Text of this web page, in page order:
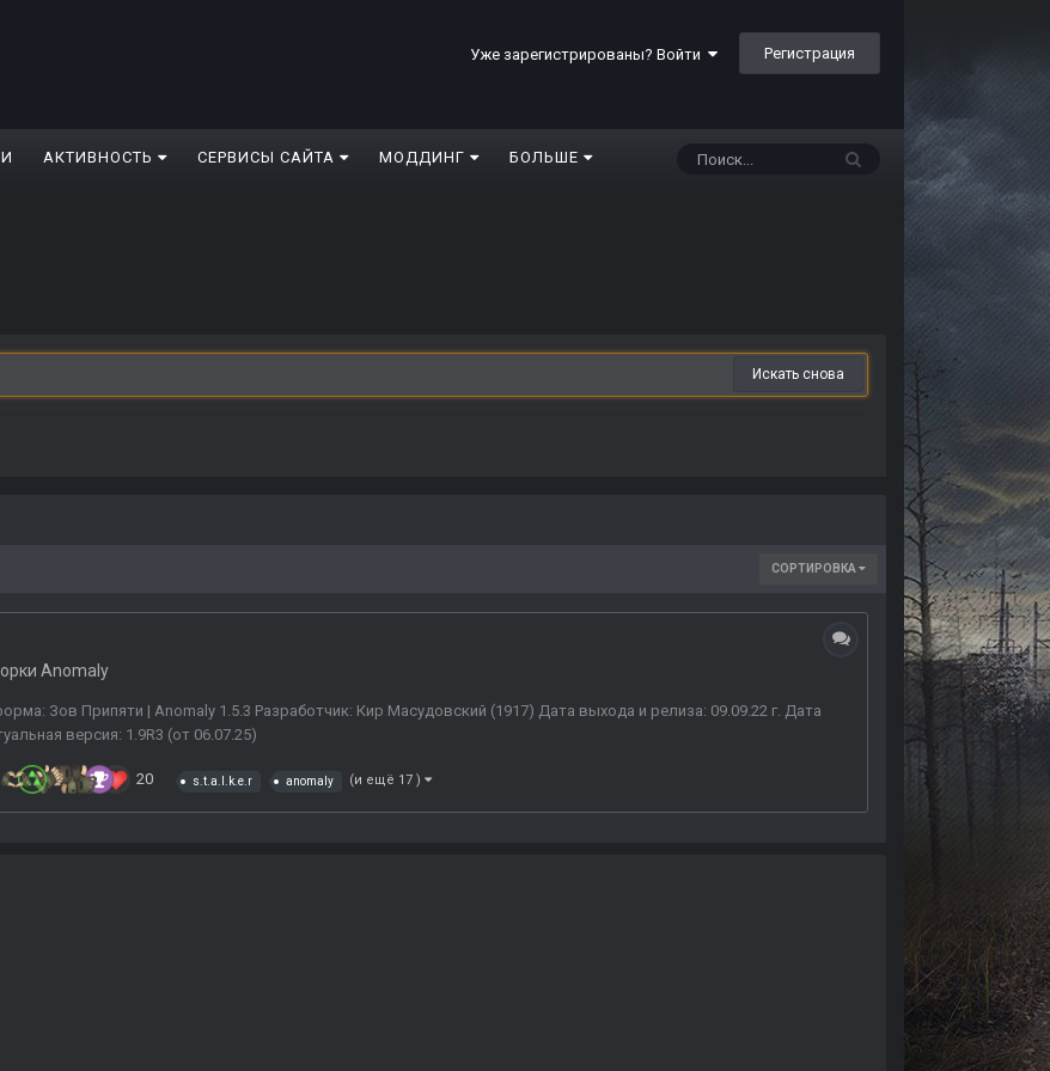
Уже зарегистрированы? Войти Регистрация
АКТИВНОСТЬ СЕРВИСЫ САЙТА МОДДИНГ БОЛЬШЕ
Искать снова
СОРТИРОВКА
Anomaly
Зов Припяти | Anomaly 1.5.3 Разработчик: Кир Масудовский (1917) Дата выхода и релиза: 09.09.22 г. Дата
версия: 1.9R3 (от 06.07.25)
20 s.t.a.l.k.e.r anomaly (и ещё 17 )